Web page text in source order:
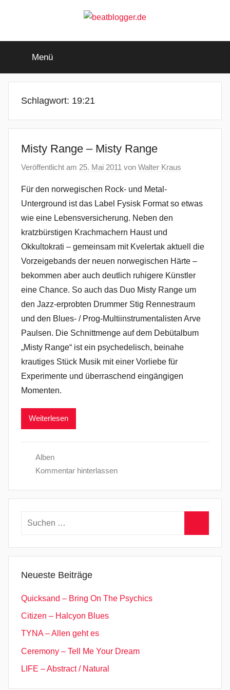
beatblogger.de
beat
goes
Menü
Schlagwort: 19:21
Misty Range – Misty Range
Veröffentlicht am 25. Mai 2011 von Walter Kraus
Für den norwegischen Rock- und Metal-
Unterground ist das Label Fysisk Format so etwas
wie eine Lebensversicherung. Neben den
kratzbürstigen Krachmachern Haust und
Okkultokrati – gemeinsam mit Kvelertak aktuell die
Vorzeigebands der neuen norwegischen Härte –
bekommen aber auch deutlich ruhigere Künstler
eine Chance. So auch das Duo Misty Range um
den Jazz-erprobten Drummer Stig Rennestraum
und den Blues- / Prog-Multiinstrumentalisten Arve
Paulsen. Die Schnittmenge auf dem Debütalbum
„Misty Range“ ist ein psychedelisch, beinahe
krautiges Stück Musik mit einer Vorliebe für
Experimente und überraschend eingängigen
Momenten.
Weiterlesen
Alben
Kommentar hinterlassen
Suchen
Neueste Beiträge
Quicksand – Bring On The Psychics
Citizen – Halcyon Blues
TYNA – Allen geht es
Ceremony – Tell Me Your Dream
LIFE – Abstract / Natural